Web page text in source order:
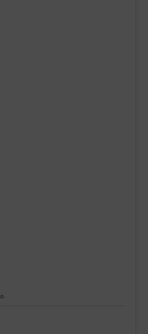
。